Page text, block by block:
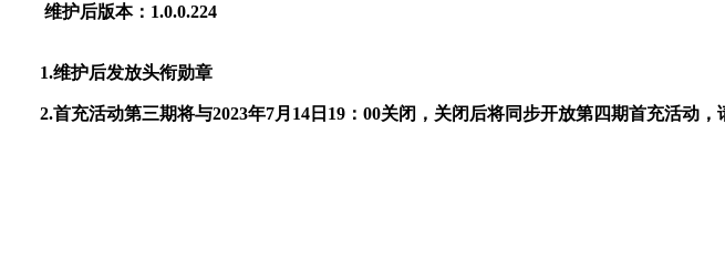
维护后版本：1.0.0.224
1.维护后发放头衔勋章
2.首充活动第三期将与2023年7月14日19：00关闭，关闭后将同步开放第四期首充活动